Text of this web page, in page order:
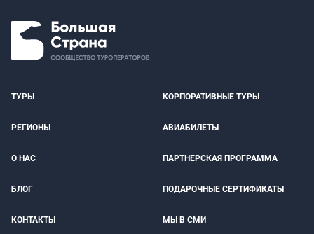
ТУРЫ КОРПОРАТИВНЫЕ ТУРЫ
РЕГИОНЫ АВИАБИЛЕТЫ
О НАС ПАРТНЕРСКАЯ ПРОГРАММА
БЛОГ ПОДАРОЧНЫЕ СЕРТИФИКАТЫ
КОНТАКТЫ МЫ В СМИ